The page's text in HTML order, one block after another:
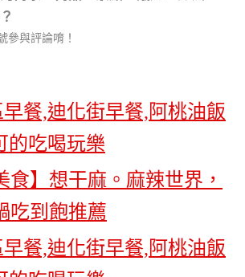
參與評論唷！
食】想干麻。麻辣世界，
吃到飽推薦